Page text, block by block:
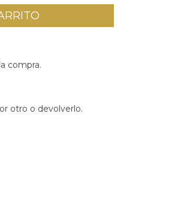
compra.
otro o devolverlo.